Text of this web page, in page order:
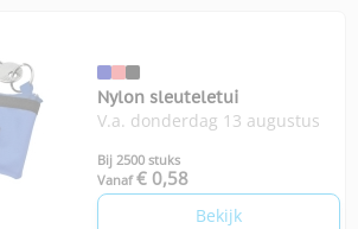
Nylon sleuteletui
V.a. donderdag 13 augustus
Bij 2500 stuks
Vanaf € 0,58
Bekijk